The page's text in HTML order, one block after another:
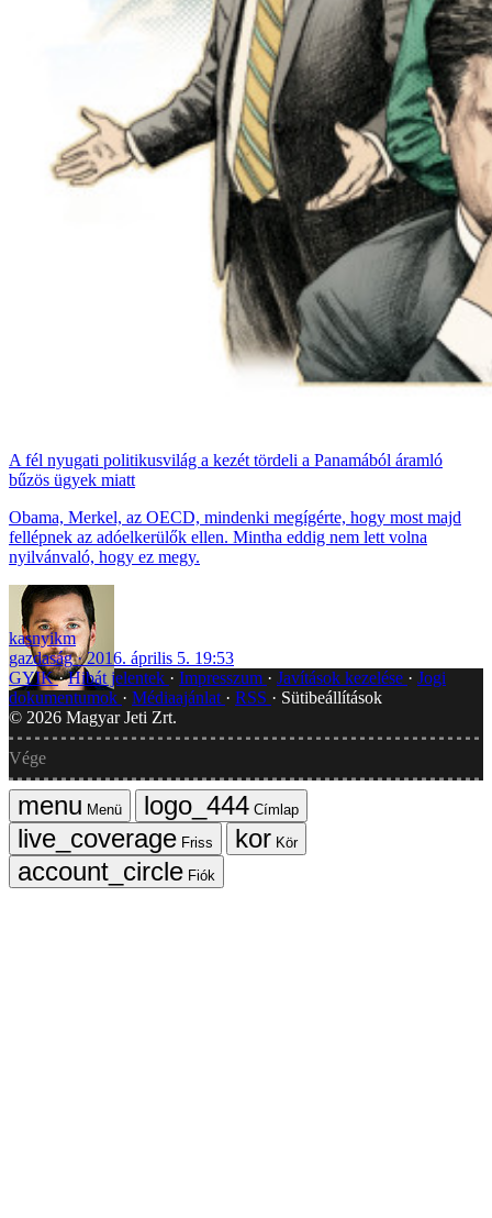
A fél nyugati politikusvilág a kezét tördeli a Panamából áramló
bűzös ügyek miatt
Obama, Merkel, az OECD, mindenki megígérte, hogy most majd
fellépnek az adóelkerülők ellen. Mintha eddig nem lett volna
nyilvánvaló, hogy ez megy.
kasnyikm
gazdaság
2016. április 5. 19:53
GYIK Hibát jelentek Impresszum Javítások kezelése
Jogi
dokumentumok
Médiaajánlat RSS
Sütibeállítások
© 2026 Magyar Jeti Zrt.
Vége
Menü
Címlap
Friss
Kör
Fiók